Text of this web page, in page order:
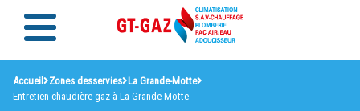
Accueil Zones desservies La Grande-Motte
Entretien chaudière gaz à La Grande-Motte